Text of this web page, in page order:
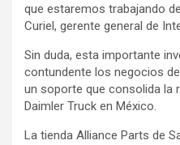
que estaremos trabajando
Curiel, gerente general de
Sin duda, esta importante
contundente los negocios
un soporte que consolida la
Daimler Truck en México.
La tienda Alliance Parts de